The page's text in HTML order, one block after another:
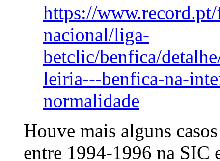
https://
nacional/liga-
betclic/benfica/
leiria---benfica-na-
normalidade
Houve mais alguns
entre 1994-1996 na SIC